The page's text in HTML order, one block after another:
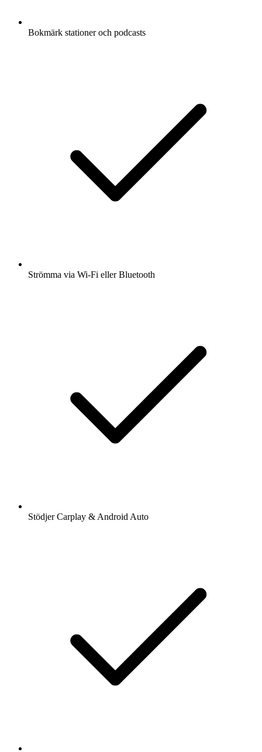
Bokmärk stationer och podcasts
Strömma via Wi-Fi eller Bluetooth
Stödjer Carplay & Android Auto